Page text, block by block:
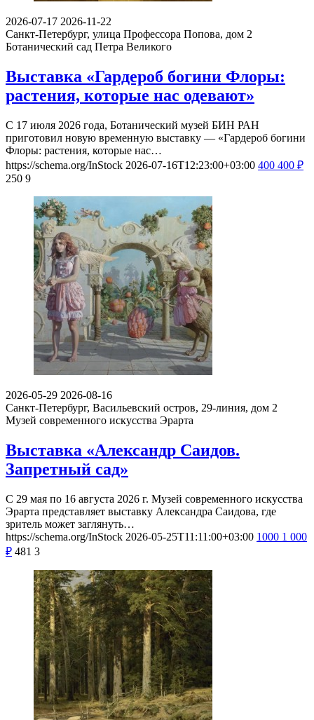
2026-07-17 2026-11-22
Санкт-Петербург, улица Профессора Попова, дом 2
Ботанический сад Петра Великого
Выставка «Гардероб богини Флоры:
растения, которые нас одевают»
С 17 июля 2026 года, Ботанический музей БИН РАН
приготовил новую временную выставку — «Гардероб богини
Флоры: растения, которые нас…
https://schema.org/InStock 2026-07-16T12:23:00+03:00 400 400 ₽
250 9
2026-05-29 2026-08-16
Санкт-Петербург, Васильевский остров, 29-линия, дом 2
Музей современного искусства Эрарта
Выставка «Александр Саидов.
Запретный сад»
С 29 мая по 16 августа 2026 г. Музей современного искусства
Эрарта представляет выставку Александра Саидова, где
зритель может заглянуть…
https://schema.org/InStock 2026-05-25T11:11:00+03:00 1000 1 000
₽ 481 3